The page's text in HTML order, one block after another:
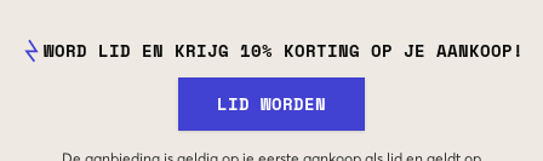
WORD LID EN KRIJG 10% KORTING OP JE AANKOOP!
LID WORDEN